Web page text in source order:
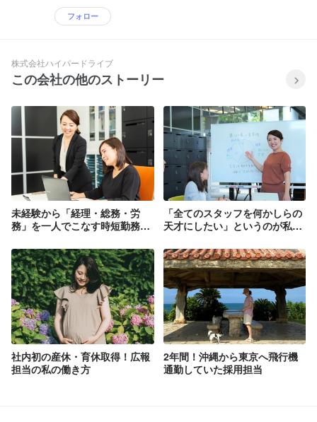
フォロー
株式会社ハイパードライブ
この会社の他のストーリー
未経験から「経理・総務・労
務」を一人でこなす時短勤務の
「全てのスタッフを何かしらの
天才にしたい」というのが私の
社内初の産休・育休取得！広報
担当の私の働き方
2年間！沖縄から東京へ飛行機
通勤していた採用担当